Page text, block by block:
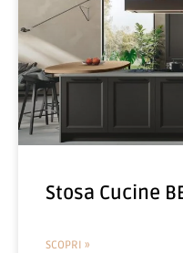
Stosa Cucine
SCOPRI »